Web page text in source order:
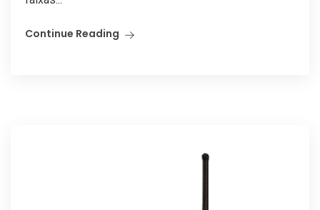
Continue Reading